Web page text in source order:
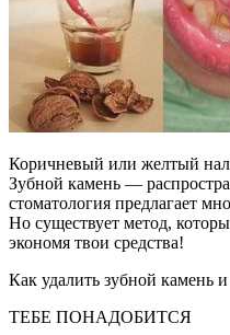
Коричневый или желтый
Зубной камень —
стоматология предлагает
Но существует метод,
экономя твои средства!
Как удалить зубной камень и
ТЕБЕ ПОНАДОБИТСЯ